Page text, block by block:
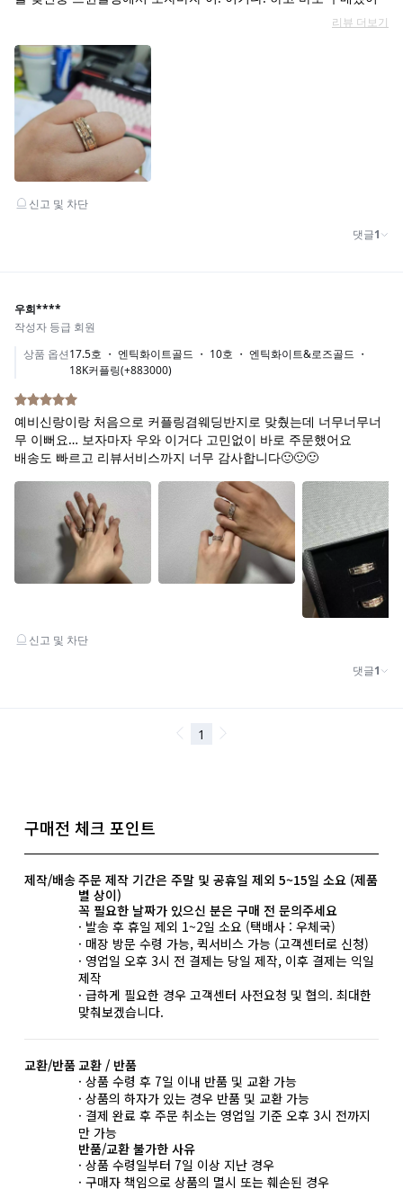
구매전 체크 포인트
제작/배송주문 제작 기간은 주말 및 공휴일 제외 5~15일 소요 (제품
별 상이)
꼭 필요한 날짜가 있으신 분은 구매 전 문의주세요
· 발송 후 휴일 제외 1~2일 소요 (택배사 : 우체국)
· 매장 방문 수령 가능, 퀵서비스 가능 (고객센터로 신청)
· 영업일 오후 3시 전 결제는 당일 제작, 이후 결제는 익일
제작
· 급하게 필요한 경우 고객센터 사전요청 및 협의. 최대한
맞춰보겠습니다.
교환/반품 교환 / 반품
· 상품 수령 후 7일 이내 반품 및 교환 가능
· 상품의 하자가 있는 경우 반품 및 교환 가능
· 결제 완료 후 주문 취소는 영업일 기준 오후 3시 전까지
만 가능
반품/교환 불가한 사유
· 상품 수령일부터 7일 이상 지난 경우
· 구매자 책임으로 상품의 멸시 또는 훼손된 경우